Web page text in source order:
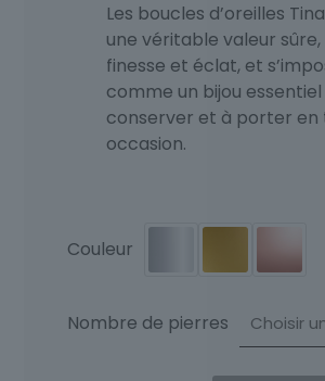
Les boucles d’oreilles
une véritable valeur
finesse et éclat, et
comme un bijou essentiel
conserver et à porter en
occasion.
Couleur
Nombre de pierres